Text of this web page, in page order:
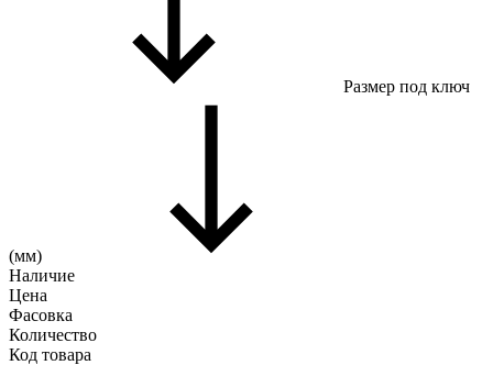
Размер под ключ
(мм)
Наличие
Цена
Фасовка
Количество
Код товара